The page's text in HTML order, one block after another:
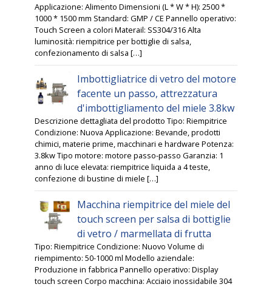
Applicazione: Alimento Dimensioni (L * W * H): 2500 *
1000 * 1500 mm Standard: GMP / CE Pannello operativo:
Touch Screen a colori Materail: SS304/316 Alta
luminosità: riempitrice per bottiglie di salsa,
confezionamento di salsa […]
Imbottigliatrice di vetro del motore
facente un passo, attrezzatura
d'imbottigliamento del miele 3.8kw
Descrizione dettagliata del prodotto Tipo: Riempitrice
Condizione: Nuova Applicazione: Bevande, prodotti
chimici, materie prime, macchinari e hardware Potenza:
3.8kw Tipo motore: motore passo-passo Garanzia: 1
anno di luce elevata: riempitrice liquida a 4 teste,
confezione di bustine di miele […]
Macchina riempitrice del miele del
touch screen per salsa di bottiglie
di vetro / marmellata di frutta
Tipo: Riempitrice Condizione: Nuovo Volume di
riempimento: 50-1000 ml Modello aziendale:
Produzione in fabbrica Pannello operativo: Display
touch screen Corpo macchina: Acciaio inossidabile 304